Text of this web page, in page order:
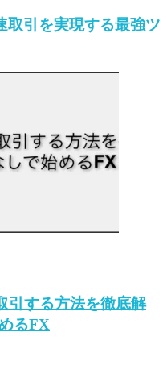
引を実現する最強ツ
引する方法を徹底解
るFX